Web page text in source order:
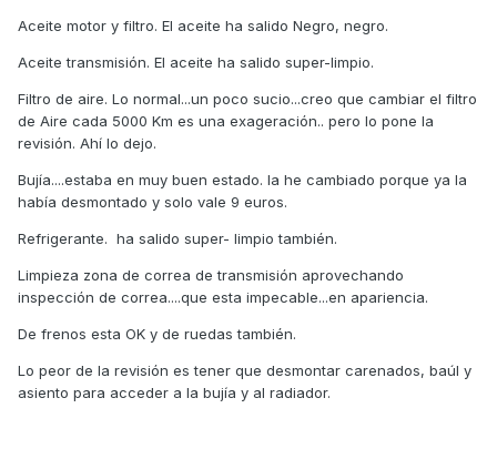
Aceite motor y filtro. El aceite ha salido Negro, negro.
Aceite transmisión. El aceite ha salido super-limpio.
Filtro de aire. Lo normal...un poco sucio...creo que cambiar el filtro
de Aire cada 5000 Km es una exageración.. pero lo pone la
revisión. Ahí lo dejo.
Bujía....estaba en muy buen estado. la he cambiado porque ya la
había desmontado y solo vale 9 euros.
Refrigerante. ha salido super- limpio también.
Limpieza zona de correa de transmisión aprovechando
inspección de correa....que esta impecable...en apariencia.
De frenos esta OK y de ruedas también.
Lo peor de la revisión es tener que desmontar carenados, baúl y
asiento para acceder a la bujía y al radiador.